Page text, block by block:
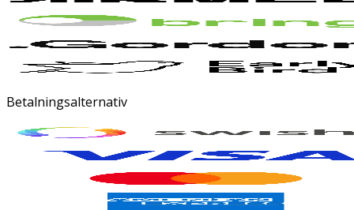
Betalningsalternativ